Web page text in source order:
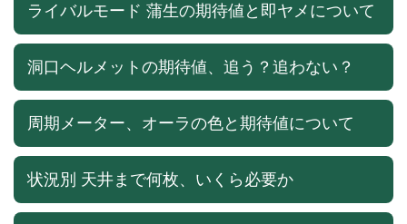
ライバルモード 蒲生の期待値と即ヤメについて
洞口ヘルメットの期待値、追う？追わない？
周期メーター、オーラの色と期待値について
状況別 天井まで何枚、いくら必要か